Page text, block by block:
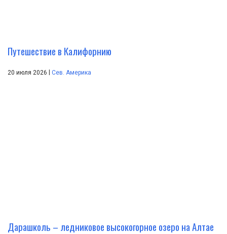
Путешествие в Калифорнию
20 июля 2026 Сев. Америка
Дарашколь – ледниковое высокогорное озеро на Алтае